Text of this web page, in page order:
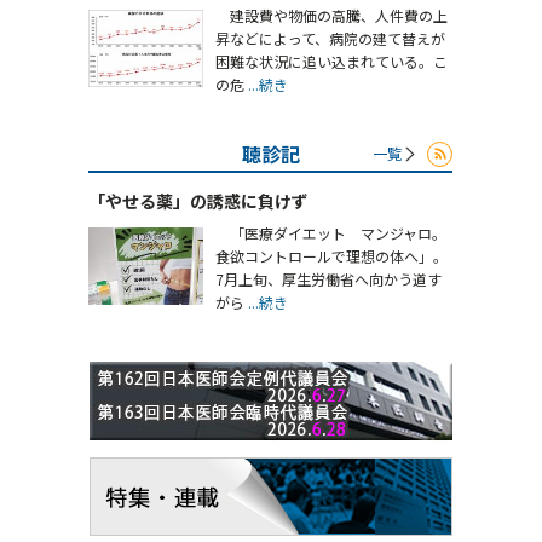
建設費や物価の高騰、人件費の上
昇などによって、病院の建て替えが
困難な状況に追い込まれている。こ
の危 ...続き
聴診記 一覧
「やせる薬」の誘惑に負けず
「医療ダイエット マンジャロ。
食欲コントロールで理想の体へ」。
7月上旬、厚生労働省へ向かう道す
がら ...続き